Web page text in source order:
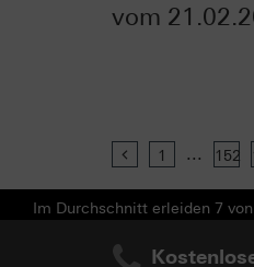
vom
Previous
1 ... 152
Im Durchschnitt erleiden 7